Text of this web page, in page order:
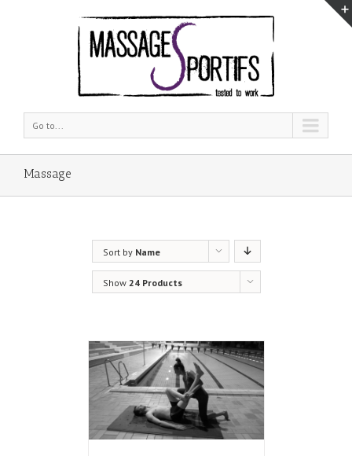
Go to...
Massage
Sort by Name
Show 24 Products